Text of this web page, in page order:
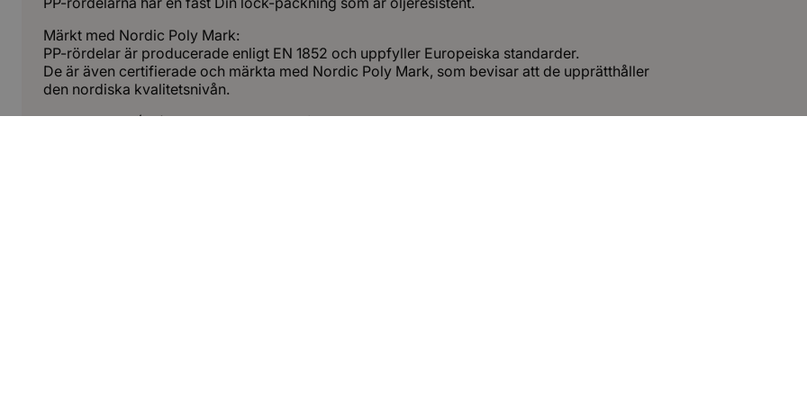
Märkt med Nordic Poly Mark:
PP-rördelar är producerade enligt EN 1852 och uppfyller Europeiska standarder.
De är även certifierade och märkta med Nordic Poly Mark, som bevisar att de upprätthåller
den nordiska kvalitetsnivån.
Polypropylen (PP) rördelar är avsedda för: